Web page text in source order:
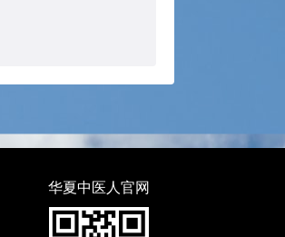
华夏中医人官网